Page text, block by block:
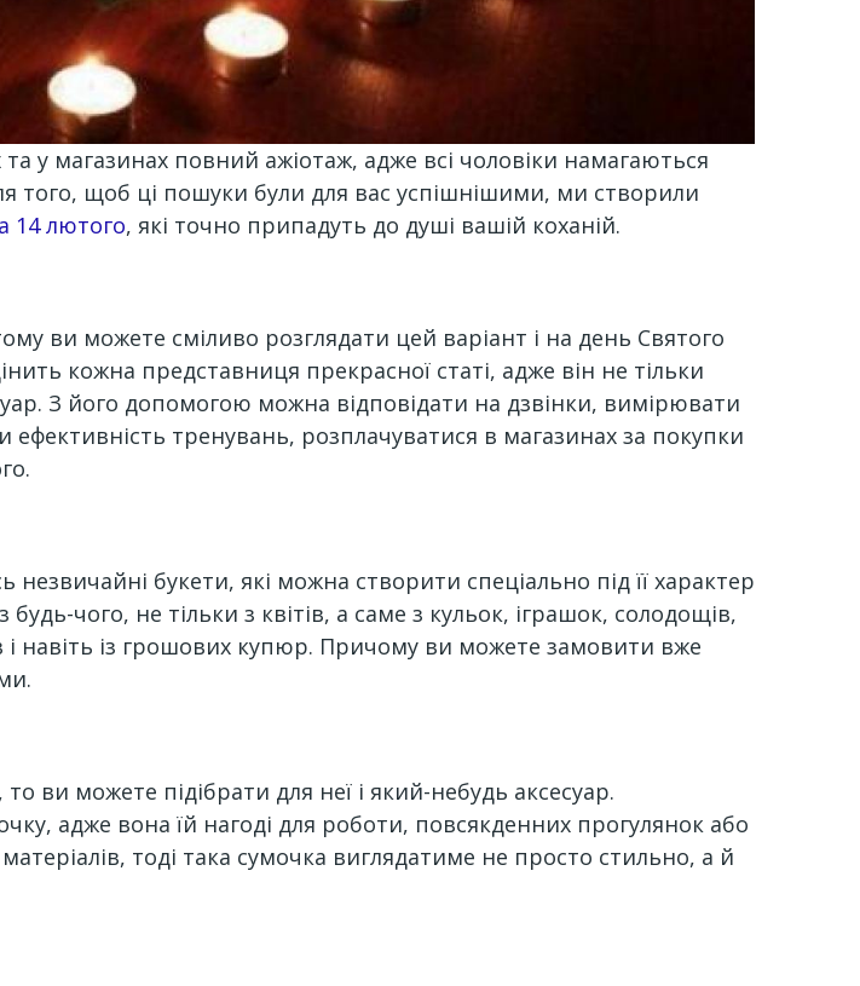
у магазинах повний ажіотаж, адже всі чоловіки намагаються
того, щоб ці пошуки були для вас успішнішими, ми створили
14 лютого, які точно припадуть до душі вашій коханій.
ви можете сміливо розглядати цей варіант і на день Святого
кожна представниця прекрасної статі, адже він не тільки
З його допомогою можна відповідати на дзвінки, вимірювати
ефективність тренувань, розплачуватися в магазинах за покупки
букети, які можна створити спеціально під її характер
чого, не тільки з квітів, а саме з кульок, іграшок, солодощів,
і навіть із грошових купюр. Причому ви можете замовити вже
ви можете підібрати для неї і який-небудь аксесуар.
адже вона їй нагоді для роботи, повсякденних прогулянок або
тоді така сумочка виглядатиме не просто стильно, а й